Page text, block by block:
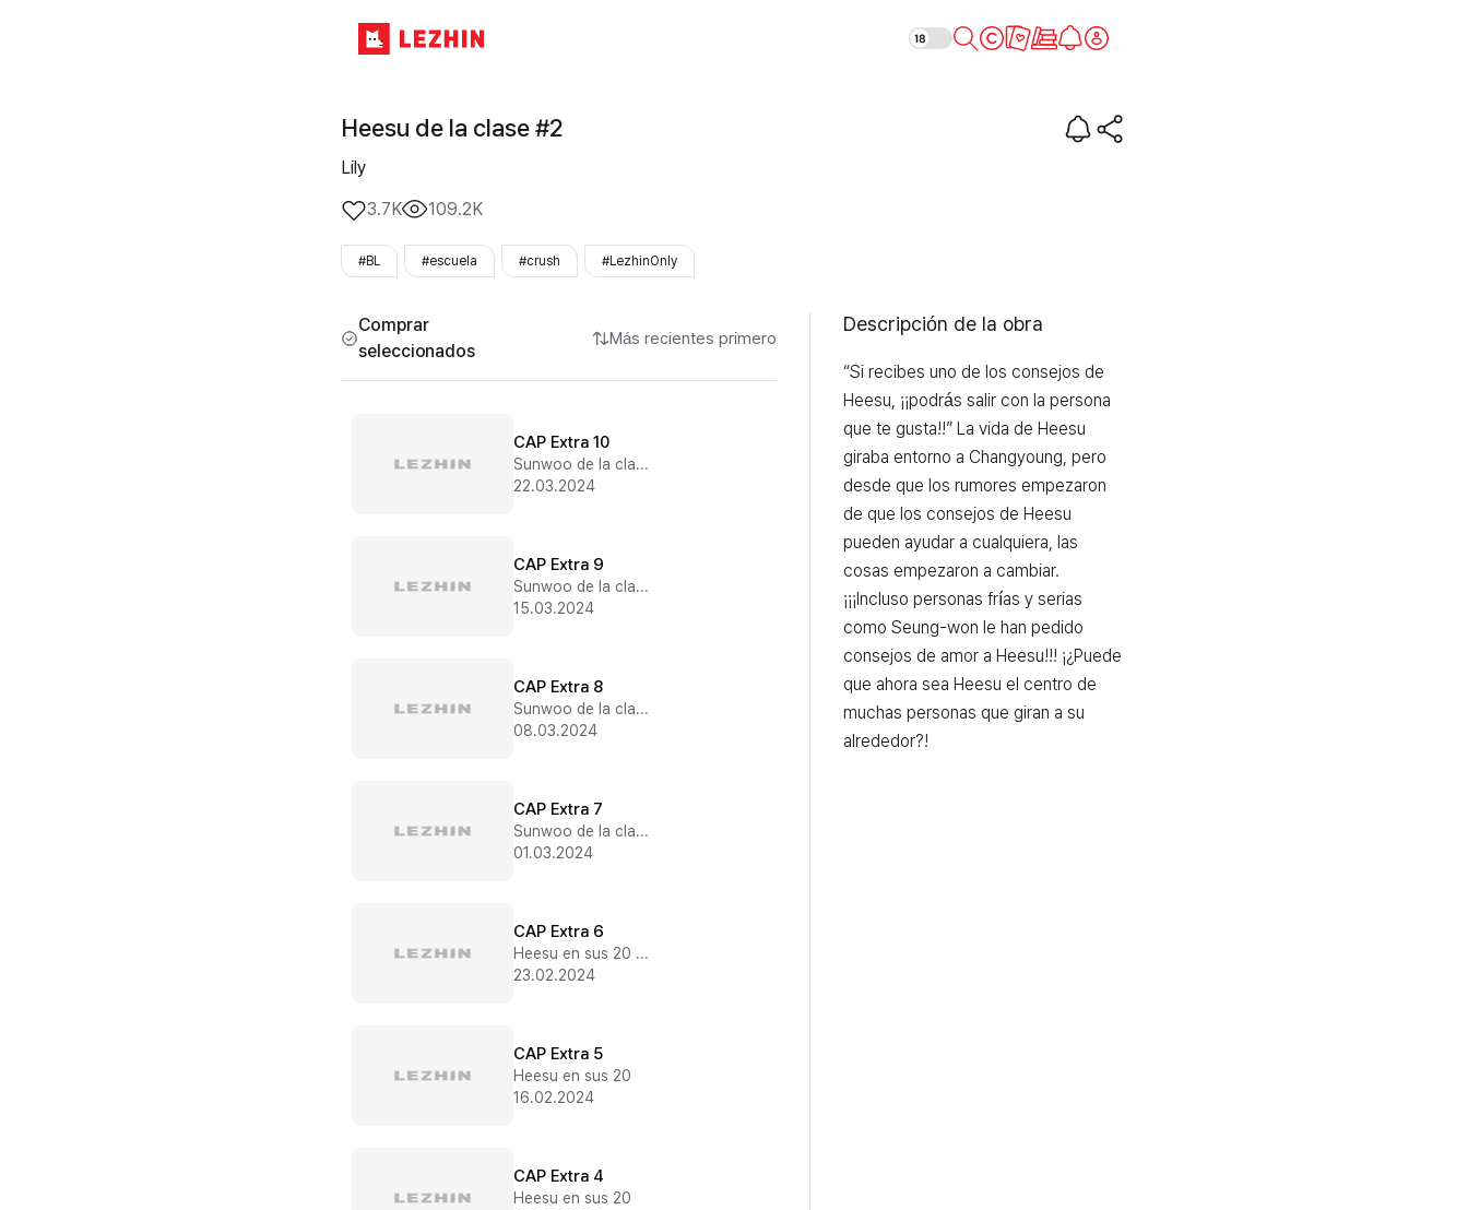
Heesu de la clase #2
Heesu de la clase #2
Lily
3.7K
109.2K
#BL #escuela #crush #LezhinOnly
Comprar
seleccionados
Más recientes primero
CAP Extra 10
Sunwoo de la clase #2 (El final)
22.03.2024
CAP Extra 9
Sunwoo de la clase #2
15.03.2024
CAP Extra 8
Sunwoo de la clase #2
08.03.2024
CAP Extra 7
Sunwoo de la clase #2
01.03.2024
CAP Extra 6
Heesu en sus 20 (El final)
23.02.2024
CAP Extra 5
Heesu en sus 20
16.02.2024
CAP Extra 4
Heesu en sus 20
Descripción de la obra
“Si recibes uno de los consejos de
Heesu, ¡¡podrás salir con la persona
que te gusta!!” La vida de Heesu
giraba entorno a Changyoung, pero
desde que los rumores empezaron
de que los consejos de Heesu
pueden ayudar a cualquiera, las
cosas empezaron a cambiar.
¡¡¡Incluso personas frías y serias
como Seung-won le han pedido
consejos de amor a Heesu!!! ¡¿Puede
que ahora sea Heesu el centro de
muchas personas que giran a su
alrededor?!